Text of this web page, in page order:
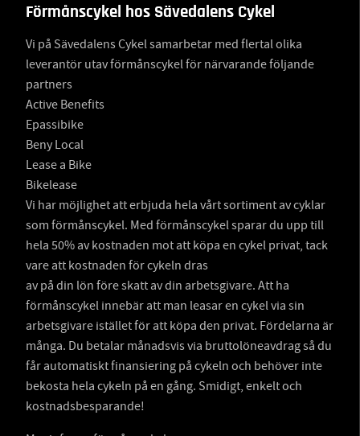
Förmånscykel hos Sävedalens Cykel
Vi på Sävedalens Cykel samarbetar med flertal olika
leverantör utav förmånscykel för närvarande följande
partners
Active Benefits
Epassibike
Beny Local
Lease a Bike
Bikelease
Vi har möjlighet att erbjuda hela vårt sortiment av cyklar
som förmånscykel. Med förmånscykel sparar du upp till
hela 50% av kostnaden mot att köpa en cykel privat, tack
vare att kostnaden för cykeln dras
av på din lön före skatt av din arbetsgivare. Att ha
förmånscykel innebär att man leasar en cykel via sin
arbetsgivare istället för att köpa den privat. Fördelarna är
många. Du betalar månadsvis via bruttolöneavdrag så du
får automatiskt finansiering på cykeln och behöver inte
bekosta hela cykeln på en gång. Smidigt, enkelt och
kostnadsbesparande!